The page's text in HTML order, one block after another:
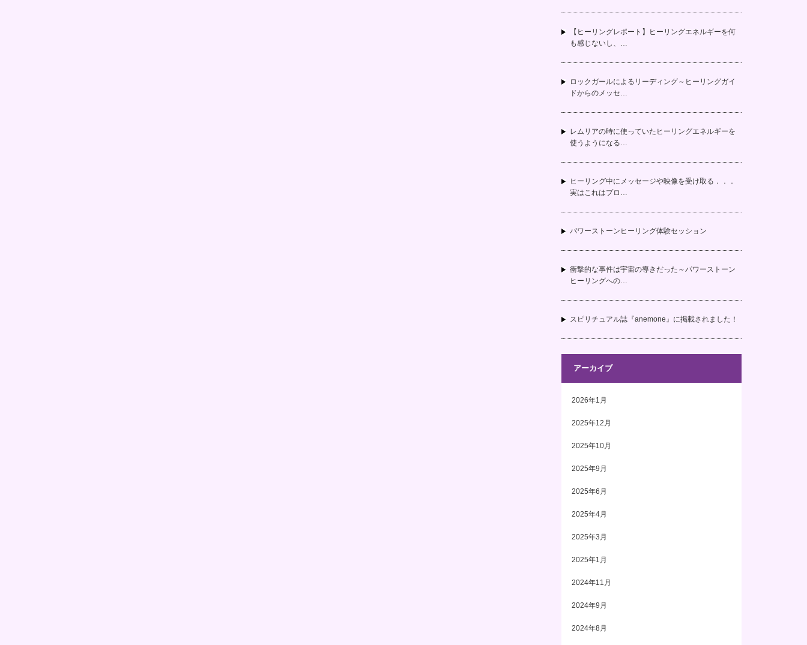
【ヒーリングレポート】ヒーリングエネルギーを何
も感じないし、…
ロックガールによるリーディング～ヒーリングガイ
ドからのメッセ…
レムリアの時に使っていたヒーリングエネルギーを
使うようになる…
ヒーリング中にメッセージや映像を受け取る．．．
実はこれはプロ…
パワーストーンヒーリング体験セッション
衝撃的な事件は宇宙の導きだった～パワーストーン
ヒーリングへの…
スピリチュアル誌『anemone』に掲載されました！
アーカイブ
2026年1月
2025年12月
2025年10月
2025年9月
2025年6月
2025年4月
2025年3月
2025年1月
2024年11月
2024年9月
2024年8月